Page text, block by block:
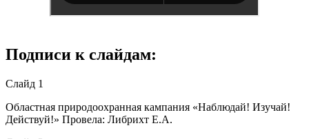
Подписи к слайдам:
Слайд 1
Областная природоохранная кампания «Наблюдай! Изучай!
Действуй!» Провела: Либрихт Е.А.